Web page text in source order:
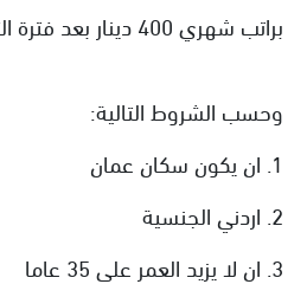
براتب شهري 400 دينار بعد فترة التدريب .
وحسب الشروط التالية:
1. ان يكون سكان عمان
2. اردني الجنسية
3. ان لا يزيد العمر على 35 عاما